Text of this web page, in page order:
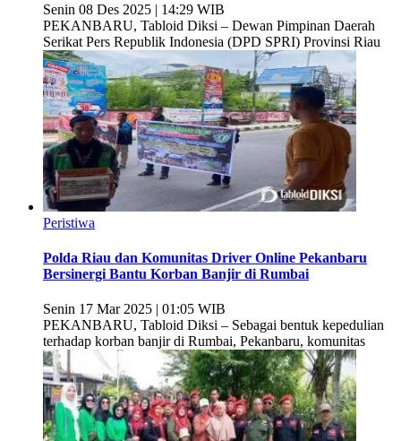
Senin 08 Des 2025 | 14:29 WIB
PEKANBARU, Tabloid Diksi – Dewan Pimpinan Daerah
Serikat Pers Republik Indonesia (DPD SPRI) Provinsi Riau
Peristiwa
Polda Riau dan Komunitas Driver Online Pekanbaru
Bersinergi Bantu Korban Banjir di Rumbai
Senin 17 Mar 2025 | 01:05 WIB
PEKANBARU, Tabloid Diksi – Sebagai bentuk kepedulian
terhadap korban banjir di Rumbai, Pekanbaru, komunitas